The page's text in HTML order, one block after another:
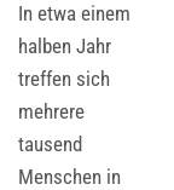
In etwa einem
halben Jahr
treffen sich
mehrere
tausend
Menschen in